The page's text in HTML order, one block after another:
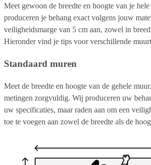
Meet gewoon de breedte en hoogte van je
produceren je behang exact volgens jouw
veiligheidsmarge van 5 cm aan, zowel in
Hieronder vind je tips voor verschillende
Standaard muren
Meet de breedte en hoogte van de gehele
metingen zorgvuldig. Wij produceren uw
uw specificaties, maar raden aan om een
toe te voegen aan zowel de breedte als de